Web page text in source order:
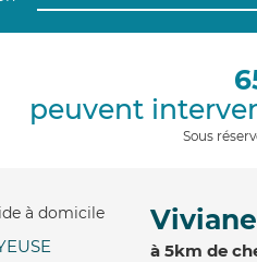
peuvent
Sous
à 5km de